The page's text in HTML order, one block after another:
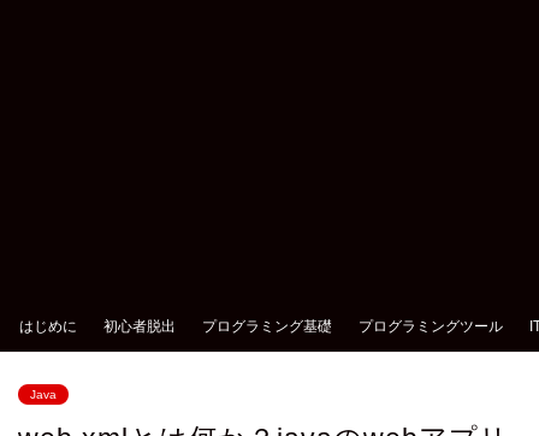
はじめに 初心者脱出 プログラミング基礎 プログラミングツール
Java